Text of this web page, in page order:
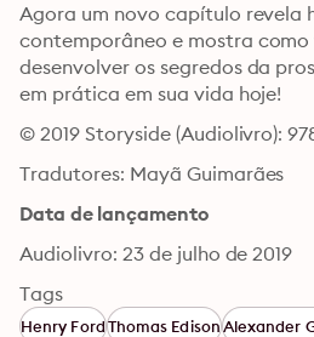
Agora um novo capítulo revela
contemporâneo e mostra
desenvolver os segredos da
em prática em sua vida hoje!
© 2019 Storyside (Audiolivro):
Tradutores: Mayã Guimarães
Data de lançamento
Audiolivro: 23 de julho de 2019
Tags
Henry FordThomas EdisonAlexander